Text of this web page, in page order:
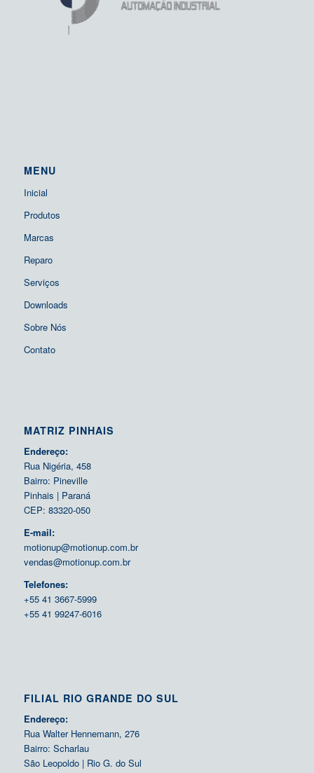
MENU
Inicial
Produtos
Marcas
Reparo
Serviços
Downloads
Sobre Nós
Contato
MATRIZ PINHAIS
Endereço:
Rua Nigéria, 458
Bairro: Pineville
Pinhais | Paraná
CEP: 83320-050
E-mail:
motionup@motionup.com.br
vendas@motionup.com.br
Telefones:
+55 41 3667-5999
+55 41 99247-6016
FILIAL RIO GRANDE DO SUL
Endereço:
Rua Walter Hennemann, 276
Bairro: Scharlau
São Leopoldo | Rio G. do Sul